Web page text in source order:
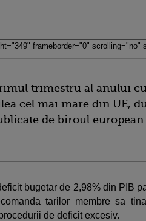
trimestru al anului
cel mai mare din UE,
de biroul
bugetar de 2,98% din PIB
tarilor membre sa
de deficit excesiv.